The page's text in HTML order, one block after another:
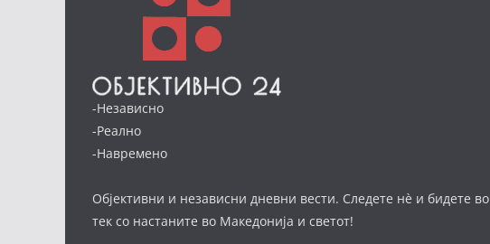
-Независно
-Реално
-Навремено
Објективни и независни дневни вести. Следете нè и бидете во
тек со настаните во Македонија и светот!